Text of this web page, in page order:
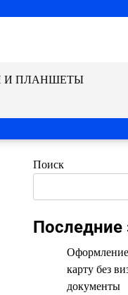
И ПЛАНШЕТЫ
Поиск
Последние
карту без
документы